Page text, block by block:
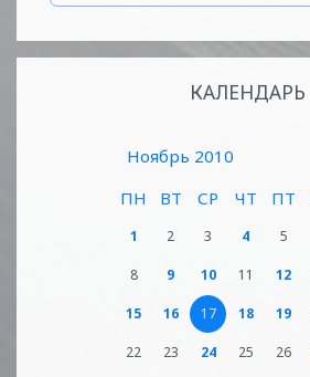
КАЛЕНДАРЬ
Ноябрь 2010
ПН
ВТ СР ЧТ ПТ
1 2 3 4 5
8 9 10 11 12
15 16 17 18 19
22 23 24 25 26